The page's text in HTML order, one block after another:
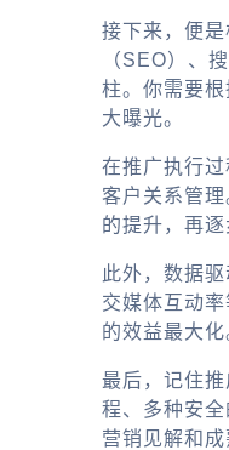
接下来，便
（SEO）、
柱。你需要
大曝光。
在推广执行
客户关系管
的提升，再
此外，数据
交媒体互动
的效益最大化
最后，记住
程、多种安
营销见解和